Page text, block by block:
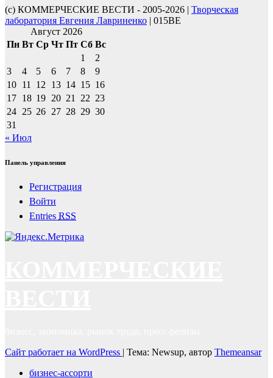
(с) КОММЕРЧЕСКИЕ ВЕСТИ - 2005-2026 | Творческая
лаборатория Евгения Лавриненко | 015BE
Август 2026
Пн Вт Ср Чт Пт Сб Вс
1
2
3
4 5 6 7 8
9
10 11 12 13 14 15 16
17 18 19 20 21 22 23
24 25 26 27 28 29 30
31
« Июл
Панель управления
Регистрация
Войти
Entries RSS
Сайт работает на WordPress | Тема: Newsup, автор Themeansar
бизнес-ассорти